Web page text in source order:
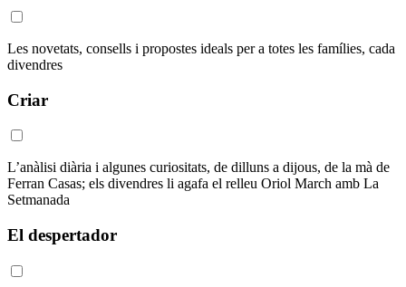
Les novetats, consells i propostes ideals per a totes les famílies, cada
divendres
Criar
L’anàlisi diària i algunes curiositats, de dilluns a dijous, de la mà de
Ferran Casas; els divendres li agafa el relleu Oriol March amb La
Setmanada
El despertador